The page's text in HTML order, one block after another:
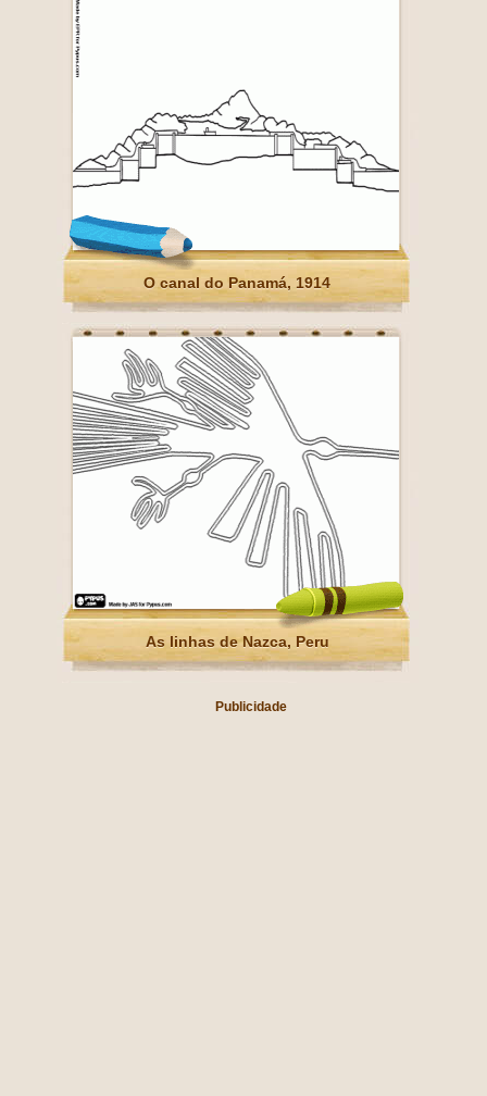
O canal do Panamá, 1914
As linhas de Nazca, Peru
Publicidade